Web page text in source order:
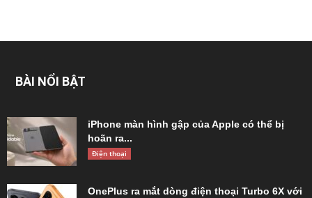
BÀI NỔI BẬT
iPhone màn hình gập của Apple có thể bị
hoãn ra...
Điện thoại
OnePlus ra mắt dòng điện thoại Turbo 6X với